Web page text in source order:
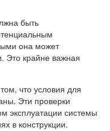
быть
она может
Это крайне важная
что условия для
Эти проверки
эксплуатации системы
в конструкции.